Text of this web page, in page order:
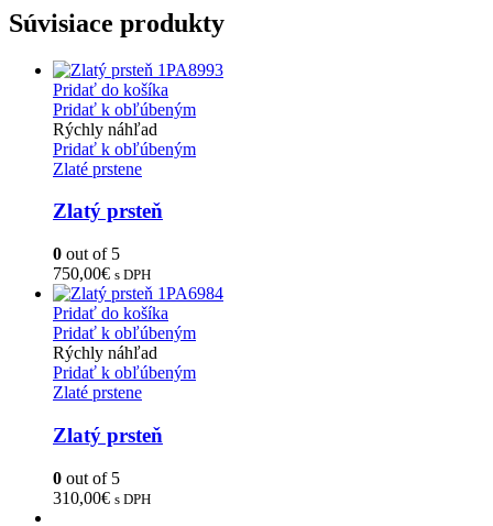
Súvisiace produkty
Pridať do košíka
Pridať k obľúbeným
Rýchly náhľad
Pridať k obľúbeným
Zlaté prstene
Zlatý prsteň
0 out of 5
750,00€ s DPH
Pridať do košíka
Pridať k obľúbeným
Rýchly náhľad
Pridať k obľúbeným
Zlaté prstene
Zlatý prsteň
0 out of 5
310,00€ s DPH